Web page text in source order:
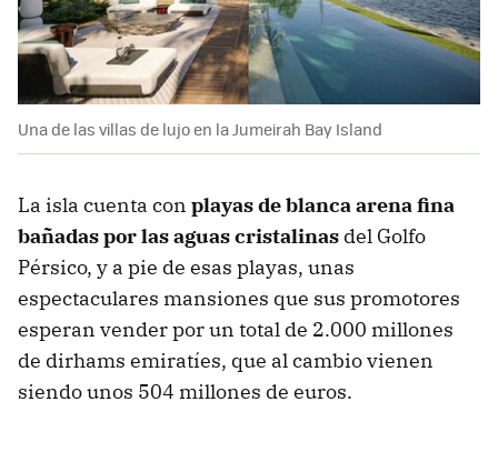
Una de las villas de lujo en la Jumeirah Bay Island
La isla cuenta con playas de blanca arena fina
bañadas por las aguas cristalinas del Golfo
Pérsico, y a pie de esas playas, unas
espectaculares mansiones que sus promotores
esperan vender por un total de 2.000 millones
de dirhams emiratíes, que al cambio vienen
siendo unos 504 millones de euros.